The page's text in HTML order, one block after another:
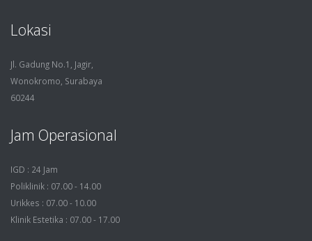
Lokasi
Jl. Gadung No.1, Jagir,
Wonokromo, Surabaya
60244
Jam Operasional
IGD : 24 Jam
Poliklinik : 07.00 - 14.00
Urikkes : 07.00 - 10.00
Klinik Estetika : 07.00 - 17.00